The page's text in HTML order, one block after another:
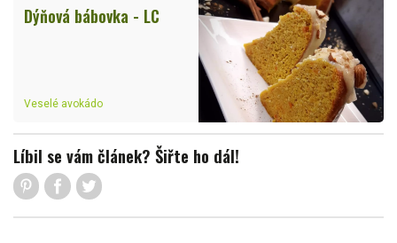
Dýňová bábovka - LC
Veselé avokádo
Líbil se vám článek? Šiřte ho dál!